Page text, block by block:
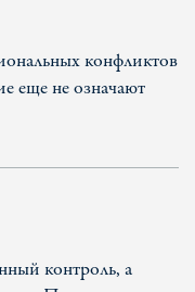
конфликтов
еще не означают
контроль, а